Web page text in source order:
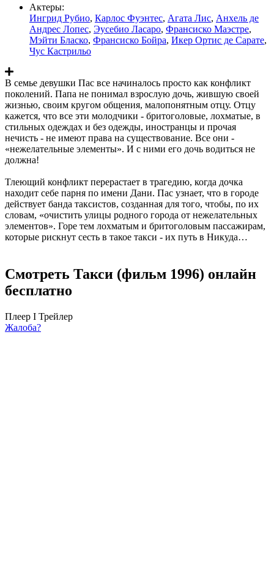
Актеры:
Ингрид Рубио, Карлос Фуэнтес, Агата Лис, Анхель де
Андрес Лопес, Эусебио Ласаро, Франсиско Маэстре,
Мэйти Бласко, Франсиско Бойра, Икер Ортис де Сарате,
Чус Кастрильо
В семье девушки Пас все начиналось просто как конфликт
поколений. Папа не понимал взрослую дочь, жившую своей
жизнью, своим кругом общения, малопонятным отцу. Отцу
кажется, что все эти молодчики - бритоголовые, лохматые, в
стильных одеждах и без одежды, иностранцы и прочая
нечисть - не имеют права на существование. Все они -
«нежелательные элементы». И с ними его дочь водиться не
должна!
Тлеющий конфликт перерастает в трагедию, когда дочка
находит себе парня по имени Дани. Пас узнает, что в городе
действует банда таксистов, созданная для того, чтобы, по их
словам, «очистить улицы родного города от нежелательных
элементов». Горе тем лохматым и бритоголовым пассажирам,
которые рискнут сесть в такое такси - их путь в Никуда…
Смотреть Такси (фильм 1996) онлайн
бесплатно
Плеер I Трейлер
Жалоба?